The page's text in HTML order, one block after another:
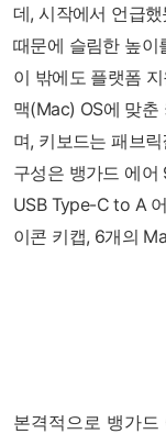
데, 시작에서 언급
때문에 슬림한 높이
이 밖에도 플랫폼
맥(Mac) OS에 맞춘
며, 키보드는 패브
구성은 뱅가드 에어
USB Type-C to A
이콘 키캡, 6개의
본격적으로 뱅가